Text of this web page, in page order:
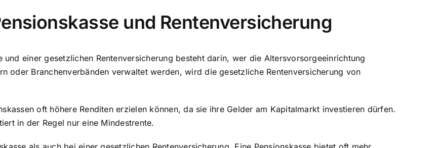
und Rentenversicherung
einer gesetzlichen Rentenversicherung besteht darin, wer die Altersvorsorgeeinrichtung
oder Branchenverbänden verwaltet werden, wird die gesetzliche Rentenversicherung von
oft höhere Renditen erzielen können, da sie ihre Gelder am Kapitalmarkt investieren dürfen.
in der Regel nur eine Mindestrente.